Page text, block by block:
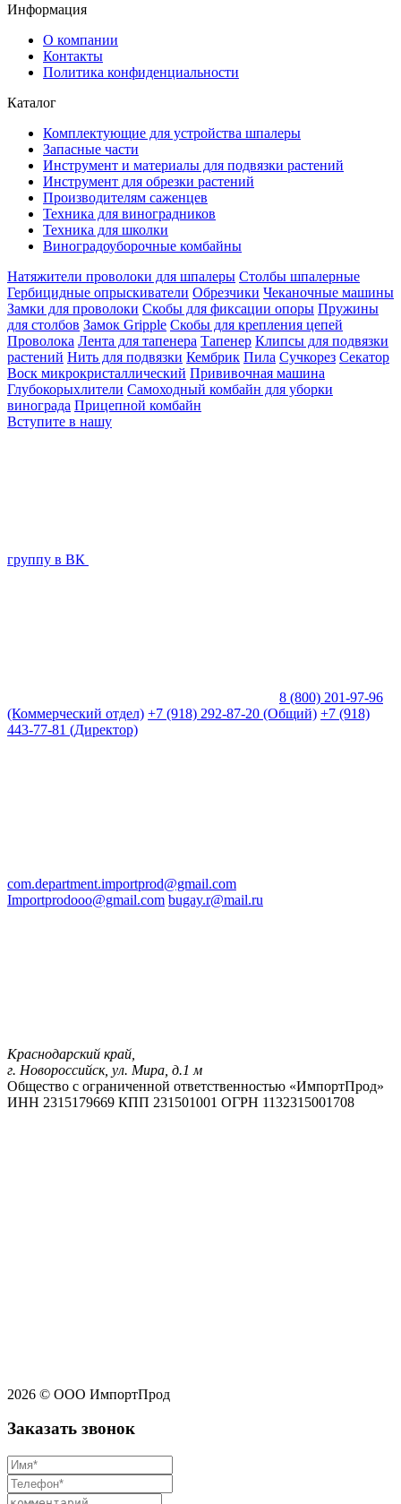
Информация
О компании
Контакты
Политика конфиденциальности
Каталог
Комплектующие для устройства шпалеры
Запасные части
Инструмент и материалы для подвязки растений
Инструмент для обрезки растений
Производителям саженцев
Техника для виноградников
Техника для школки
Виноградоуборочные комбайны
Натяжители проволоки для шпалеры Столбы шпалерные
Гербицидные опрыскиватели Обрезчики Чеканочные машины
Замки для проволоки Скобы для фиксации опоры Пружины
для столбов Замок Gripple Скобы для крепления цепей
Проволока Лента для тапенера Тапенер Клипсы для подвязки
растений Нить для подвязки Кембрик Пила Сучкорез Секатор
Воск микрокристаллический Прививочная машина
Глубокорыхлители Самоходный комбайн для уборки
винограда Прицепной комбайн
Вступите в нашу
группу в ВК
8 (800) 201-97-96
(Коммерческий отдел) +7 (918) 292-87-20 (Общий) +7 (918)
443-77-81 (Директор)
com.department.importprod@gmail.com
Importprodooo@gmail.com bugay.r@mail.ru
Краснодарский край,
г. Новороссийск, ул. Мира, д.1 м
Общество с ограниченной ответственностью «ИмпортПрод»
ИНН 2315179669 КПП 231501001 ОГРН 1132315001708
2026 © ООО ИмпортПрод
Заказать звонок